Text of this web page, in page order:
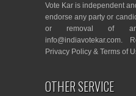
Vote Kar is independent
endorse any party or
or removal of
info@indiavotekar.com.
Privacy Policy & Terms of
OTHER SERVICE